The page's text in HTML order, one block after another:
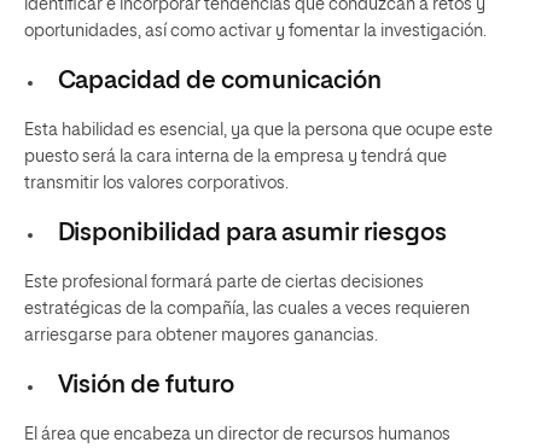
identificar e incorporar tendencias que conduzcan a retos y
oportunidades, así como activar y fomentar la investigación.
Capacidad de comunicación
Esta habilidad es esencial, ya que la persona que ocupe este
puesto será la cara interna de la empresa y tendrá que
transmitir los valores corporativos.
Disponibilidad para asumir riesgos
Este profesional formará parte de ciertas decisiones
estratégicas de la compañía, las cuales a veces requieren
arriesgarse para obtener mayores ganancias.
Visión de futuro
El área que encabeza un director de recursos humanos